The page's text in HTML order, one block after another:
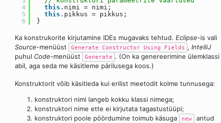
4
5
6
this .nimi = nimi;
this .pikkus = pikkus;
}
Ka konstrukorite kirjutamine IDEs mugavaks tehtud. Eclipse-is vali
Source-menüüst Generate Constructor Using Fields , IntelliJ
puhul Code-menüüst Generate . (On ka genereerimine ülemklassi
abil, aga seda me käsitleme pärilusega koos.)
Konstruktorit võib käsitleda kui erilist meetodit kolme tunnusega:
konstruktori nimi langeb kokku klassi nimega;
konstruktori nime ette ei kirjutata tagastustüüpi;
konstruktori poole pöördumine toimub käsuga
new
antud